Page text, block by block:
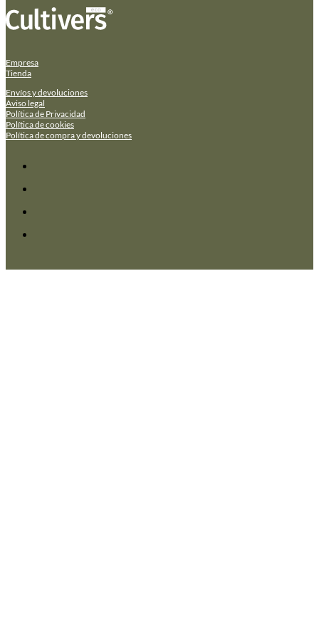
Empresa
Tienda
Envíos y devoluciones
Aviso legal
Política de Privacidad
Política de cookies
Política de compra y devoluciones